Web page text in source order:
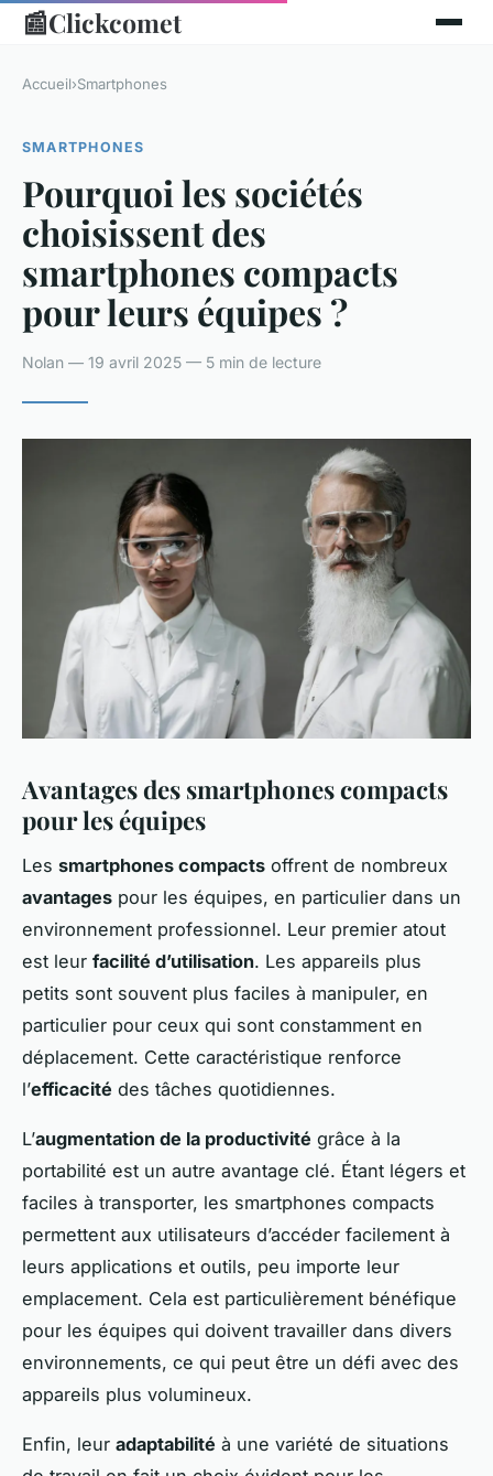
📰Clickcomet
Accueil›Smartphones
SMARTPHONES
Pourquoi les sociétés
choisissent des
smartphones compacts
pour leurs équipes ?
Nolan — 19 avril 2025 — 5 min de lecture
Avantages des smartphones compacts
pour les équipes
Les smartphones compacts offrent de nombreux
avantages pour les équipes, en particulier dans un
environnement professionnel. Leur premier atout
est leur facilité d’utilisation. Les appareils plus
petits sont souvent plus faciles à manipuler, en
particulier pour ceux qui sont constamment en
déplacement. Cette caractéristique renforce
l’efficacité des tâches quotidiennes.
L’augmentation de la productivité grâce à la
portabilité est un autre avantage clé. Étant légers et
faciles à transporter, les smartphones compacts
permettent aux utilisateurs d’accéder facilement à
leurs applications et outils, peu importe leur
emplacement. Cela est particulièrement bénéfique
pour les équipes qui doivent travailler dans divers
environnements, ce qui peut être un défi avec des
appareils plus volumineux.
Enfin, leur adaptabilité à une variété de situations